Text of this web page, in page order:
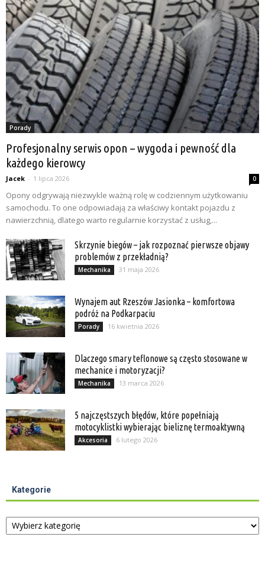
Porady
Profesjonalny serwis opon – wygoda i pewność dla
każdego kierowcy
Jacek - 1 lipca 2026 0
Opony odgrywają niezwykle ważną rolę w codziennym użytkowaniu
samochodu. To one odpowiadają za właściwy kontakt pojazdu z
nawierzchnią, dlatego warto regularnie korzystać z usług,...
Skrzynie biegów – jak rozpoznać pierwsze objawy
problemów z przekładnią?
Mechanika 31 maja 2026
Wynajem aut Rzeszów Jasionka – komfortowa
podróż na Podkarpaciu
Porady 16 kwietnia 2026
Dlaczego smary teflonowe są często stosowane w
mechanice i motoryzacji?
Mechanika 13 marca 2026
5 najczęstszych błędów, które popełniają
motocyklistki wybierając bieliznę termoaktywną
Akcesoria 6 lutego 2026
Kategorie
Kategorie